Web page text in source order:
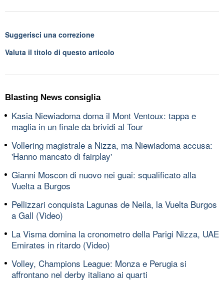
Suggerisci una correzione
Valuta il titolo di questo articolo
Blasting News consiglia
Kasia Niewiadoma doma il Mont Ventoux: tappa e
maglia in un finale da brividi al Tour
Vollering magistrale a Nizza, ma Niewiadoma accusa:
'Hanno mancato di fairplay'
Gianni Moscon di nuovo nei guai: squalificato alla
Vuelta a Burgos
Pellizzari conquista Lagunas de Neila, la Vuelta Burgos
a Gall (Video)
La Visma domina la cronometro della Parigi Nizza, UAE
Emirates in ritardo (Video)
Volley, Champions League: Monza e Perugia si
affrontano nel derby italiano ai quarti